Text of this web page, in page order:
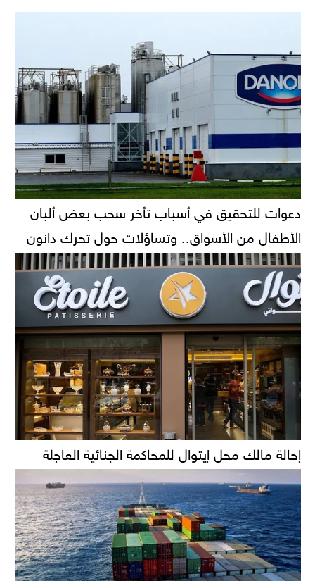
دعوات للتحقيق في أسباب تأخر سحب بعض ألبان
الأطفال من الأسواق.. وتساؤلات حول تحرك دانون
إحالة مالك محل إيتوال للمحاكمة الجنائية العاجلة